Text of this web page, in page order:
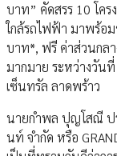
บาท” คัดสรร 10 โค
ใกล้รถไฟฟ้า มาพร้อ
บาท*, ฟรี ค่าส่วนกล
มากมาย ระหว่างวัน
เซ็นทรัล ลาดพร้าว
นายกำพล ปุญโสณี ป
นท์ จำกัด หรือ